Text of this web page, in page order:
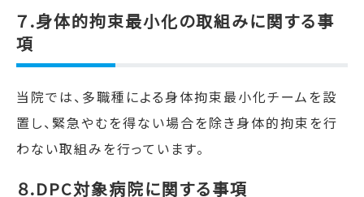
７.身体的拘束最小化の取組みに関する事
項
当院では、多職種による身体拘束最小化チームを設
置し、緊急やむを得ない場合を除き身体的拘束を行
わない取組みを行っています。
８.DPC対象病院に関する事項